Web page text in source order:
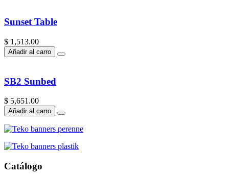
Sunset Table
$ 1,513.00
Añadir al carro
SB2 Sunbed
$ 5,651.00
Añadir al carro
Catálogo